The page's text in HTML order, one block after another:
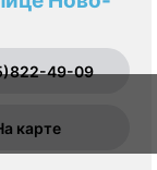
49-09
карте